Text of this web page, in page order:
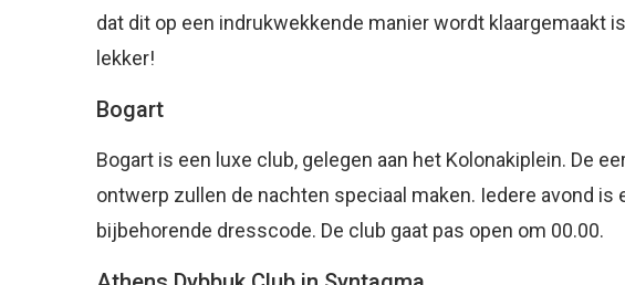
dat dit op een indrukwekkende manier wordt klaargemaakt
lekker!
Bogart
Bogart is een luxe club, gelegen aan het Kolonakiplein. De
ontwerp zullen de nachten speciaal maken. Iedere avond
bijbehorende dresscode. De club gaat pas open om 00.00.